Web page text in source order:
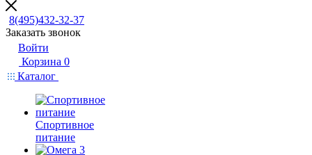
8(495)432-32-37
Заказать звонок
Войти
Корзина 0
Каталог
Спортивное
питание